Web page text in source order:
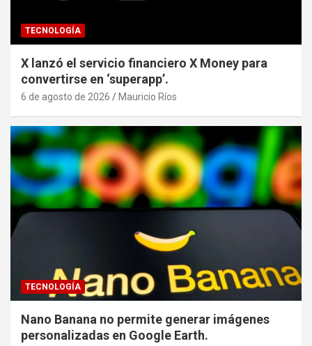
TECNOLOGÍA
X lanzó el servicio financiero X Money para
convertirse en ‘superapp’.
6 de agosto de 2026 Mauricio Ríos
TECNOLOGÍA
Nano Banana no permite generar imágenes
personalizadas en Google Earth.